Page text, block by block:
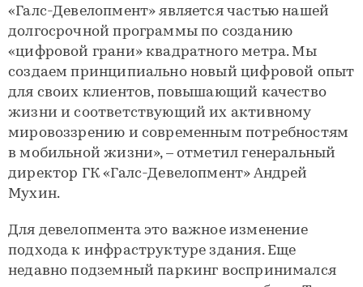
«Галс-Девелопмент» является частью нашей
долгосрочной программы по созданию
«цифровой грани» квадратного метра. Мы
создаем принципиально новый цифровой опыт
для своих клиентов, повышающий качество
жизни и соответствующий их активному
мировоззрению и современным потребностям
в мобильной жизни», – отметил генеральный
директор ГК «Галс-Девелопмент» Андрей
Мухин.
Для девелопмента это важное изменение
подхода к инфраструктуре здания. Еще
недавно подземный паркинг воспринимался